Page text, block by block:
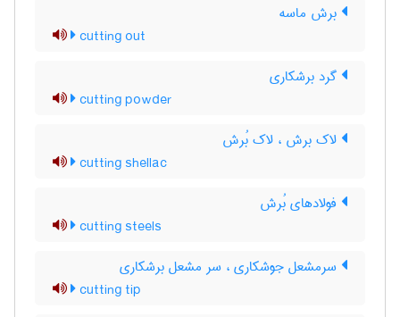
برش ماسه
cutting out
گرد برشکاری
cutting powder
لاک برش ، لاک بُرش
cutting shellac
فولادهای بُرش
cutting steels
سرمشعل جوشکاری ، سر مشعل برشکاری
cutting tip